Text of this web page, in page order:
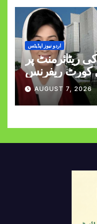
اردو نیوز اپڈیٹس
پر
کورٹ ریفرنس
AUGUST 7, 2026